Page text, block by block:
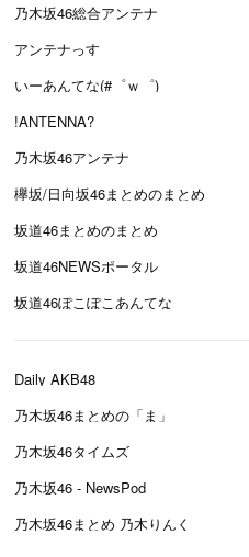
乃木坂46総合アンテナ
アンテナっす
いーあんてな(#゜ｗ゜)
!ANTENNA?
乃木坂46アンテナ
欅坂/日向坂46まとめのまとめ
坂道46まとめのまとめ
坂道46NEWSポータル
坂道46ぽこぽこあんてな
Daily AKB48
乃木坂46まとめの「ま」
乃木坂46タイムズ
乃木坂46 - NewsPod
乃木坂46まとめ 乃木りんく